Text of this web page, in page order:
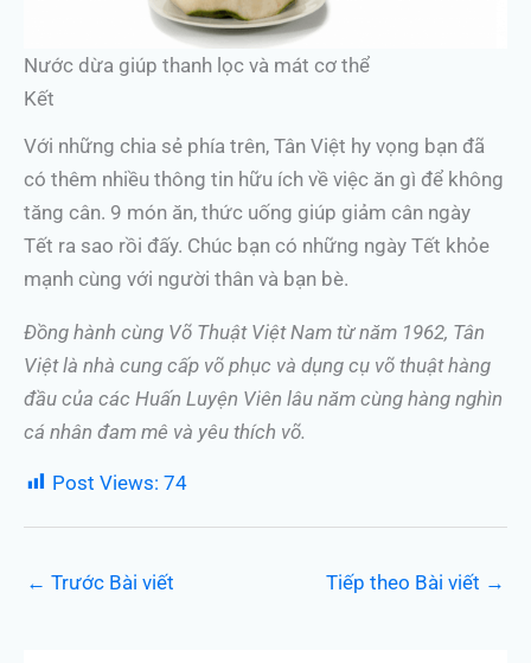
Nước dừa giúp thanh lọc và mát cơ thể
Kết
Với những chia sẻ phía trên, Tân Việt hy vọng bạn đã
có thêm nhiều thông tin hữu ích về việc ăn gì để không
tăng cân. 9 món ăn, thức uống giúp giảm cân ngày
Tết ra sao rồi đấy. Chúc bạn có những ngày Tết khỏe
mạnh cùng với người thân và bạn bè.
Đồng hành cùng Võ Thuật Việt Nam từ năm 1962, Tân
Việt là nhà cung cấp võ phục và dụng cụ võ thuật hàng
đầu của các Huấn Luyện Viên lâu năm cùng hàng nghìn
cá nhân đam mê và yêu thích võ.
Post Views: 74
← Trước Bài viết Tiếp theo Bài viết →